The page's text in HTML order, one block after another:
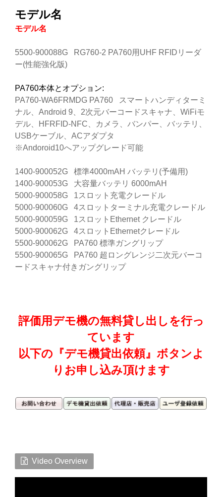
モデル名
モデル名
5500-900088G RG760-2 PA760用UHF RFIDリーダ
ー(性能強化版)
PA760本体とオプション:
PA760-WA6FRMDG PA760 スマートハンディターミ
ナル、Android 9、2次元バーコードスキャナ、WiFiモ
デル、HFRFID-NFC、カメラ、バンパー、バッテリ、
USBケーブル、ACアダプタ
※Andoroid10へアップグレード可能
1400-900052G 標準4000mAH バッテリ(予備用)
1400-900053G 大容量バッテリ 6000mAH
5000-900058G 1スロット充電クレードル
5000-900060G 4スロットターミナル充電クレードル
5000-900059G 1スロットEthernet クレードル
5000-900062G 4スロットEthernetクレードル
5500-900062G PA760 標準ガングリップ
5500-900065G PA760 超ロングレンジ二次元バーコ
ードスキャナ付きガングリップ
評価用デモ機の無料貸し出しを行っ
ています
以下の『デモ機貸出依頼』ボタンよ
りお申し込み頂けます
Video Overview